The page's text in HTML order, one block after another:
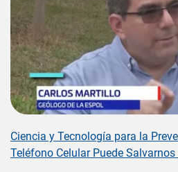
Ciencia y Tecnología para la
Teléfono Celular Puede